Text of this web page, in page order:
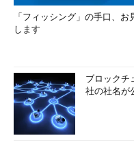
「フィッシング」の手口、お
します
ブロックチ
社の社名が